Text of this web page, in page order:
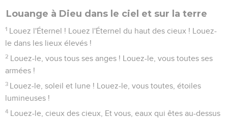
Louange à Dieu dans le ciel et sur la terre
1 Louez l'Éternel ! Louez l'Éternel du haut des cieux ! Louez-
le dans les lieux élevés !
2 Louez-le, vous tous ses anges ! Louez-le, vous toutes ses
armées !
3 Louez-le, soleil et lune ! Louez-le, vous toutes, étoiles
lumineuses !
4 Louez-le, cieux des cieux, Et vous, eaux qui êtes au-dessus